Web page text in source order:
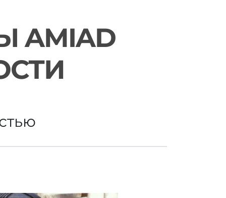
Australia
China
AMIAD